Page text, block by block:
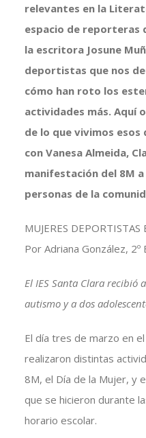
relevantes en la
espacio de reporteras
la escritora Josune
deportistas que nos
cómo han roto los
actividades más. Aquí
de lo que vivimos esos
con Vanesa Almeida,
manifestación del 8M
personas de la
MUJERES DEPORTISTAS
Por Adriana González, 2º
El IES Santa Clara
autismo y a dos
El día tres de marzo en
realizaron distintas
8M, el Día de la Mujer, y
que se hicieron durante
horario escolar.